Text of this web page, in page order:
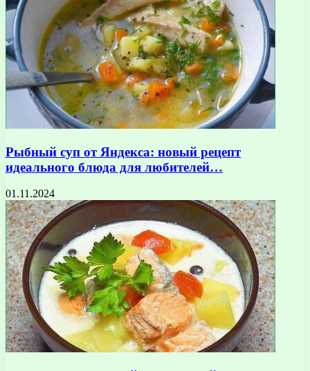
Рыбный суп от Яндекса: новый рецепт
идеального блюда для любителей…
01.11.2024